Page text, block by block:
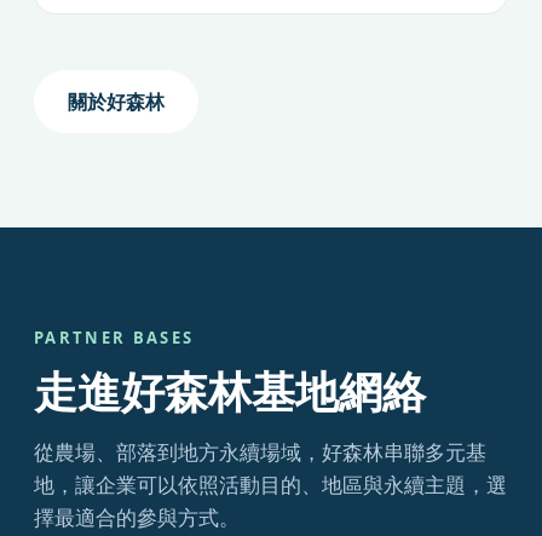
關於好森林
PARTNER BASES
走進好森林基地網絡
從農場、部落到地方永續場域，好森林串聯多元基
地，讓企業可以依照活動目的、地區與永續主題，選
擇最適合的參與方式。